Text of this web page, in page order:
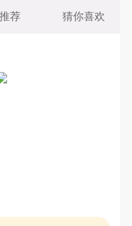
推荐 猜你喜欢